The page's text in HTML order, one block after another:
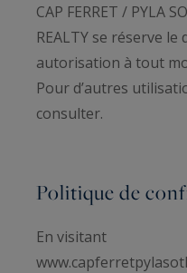
CAP FERRET / PYLA
REALTY se réserve
autorisation à tout
Pour d’autres
consulter.
Politique de
En visitant